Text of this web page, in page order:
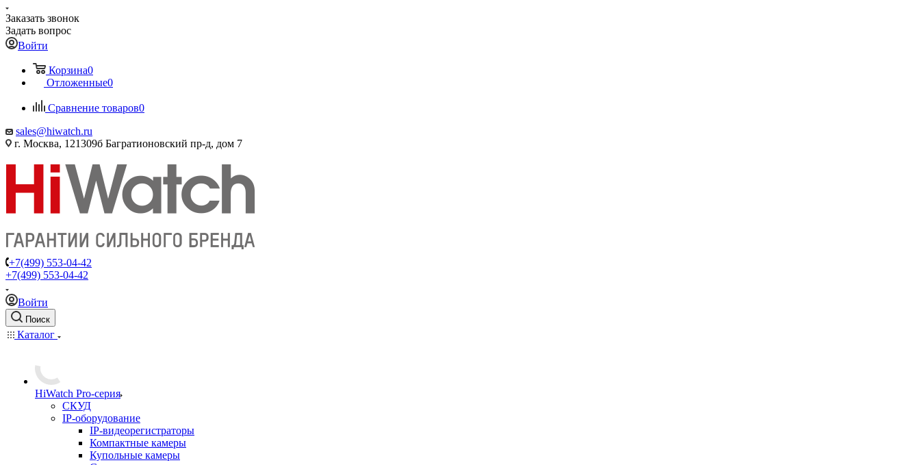
Заказать звонок
Задать вопрос
Войти
Корзина0
Отложенные0
Сравнение товаров0
sales@hiwatch.ru
г. Москва, 121309б Багратионовский пр-д, дом 7
+7(499) 553-04-42
+7(499) 553-04-42
Войти
Поиск
Каталог
HiWatch Pro-серия
CКУД
IP-оборудование
IP-видеорегистраторы
Компактные камеры
Купольные камеры